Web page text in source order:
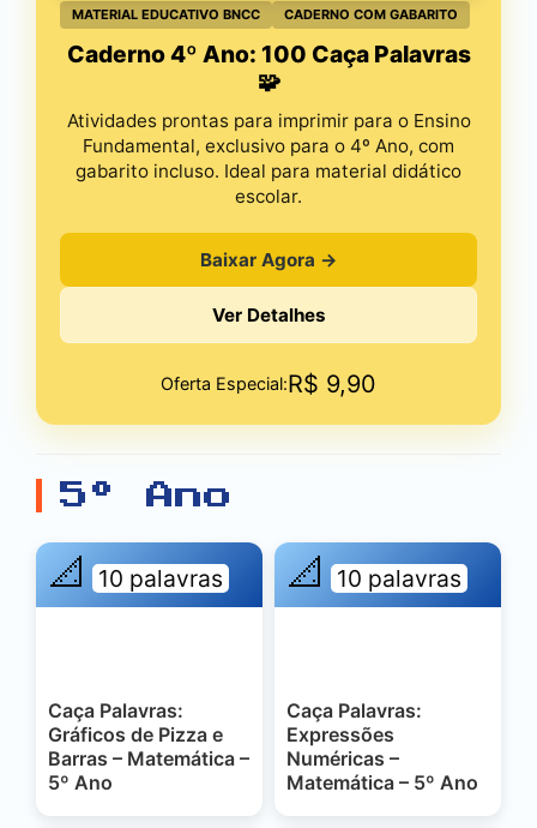
MATERIAL EDUCATIVO BNCC CADERNO COM GABARITO
Caderno 4º Ano: 100 Caça Palavras
🧩
Atividades prontas para imprimir para o Ensino
Fundamental, exclusivo para o 4º Ano, com
gabarito incluso. Ideal para material didático
escolar.
Baixar Agora →
Ver Detalhes
Oferta Especial:R$ 9,90
5º Ano
📐 10 palavras
Caça Palavras:
Gráficos de Pizza e
Barras – Matemática –
5º Ano
📐 10 palavras
Caça Palavras:
Expressões
Numéricas –
Matemática – 5º Ano